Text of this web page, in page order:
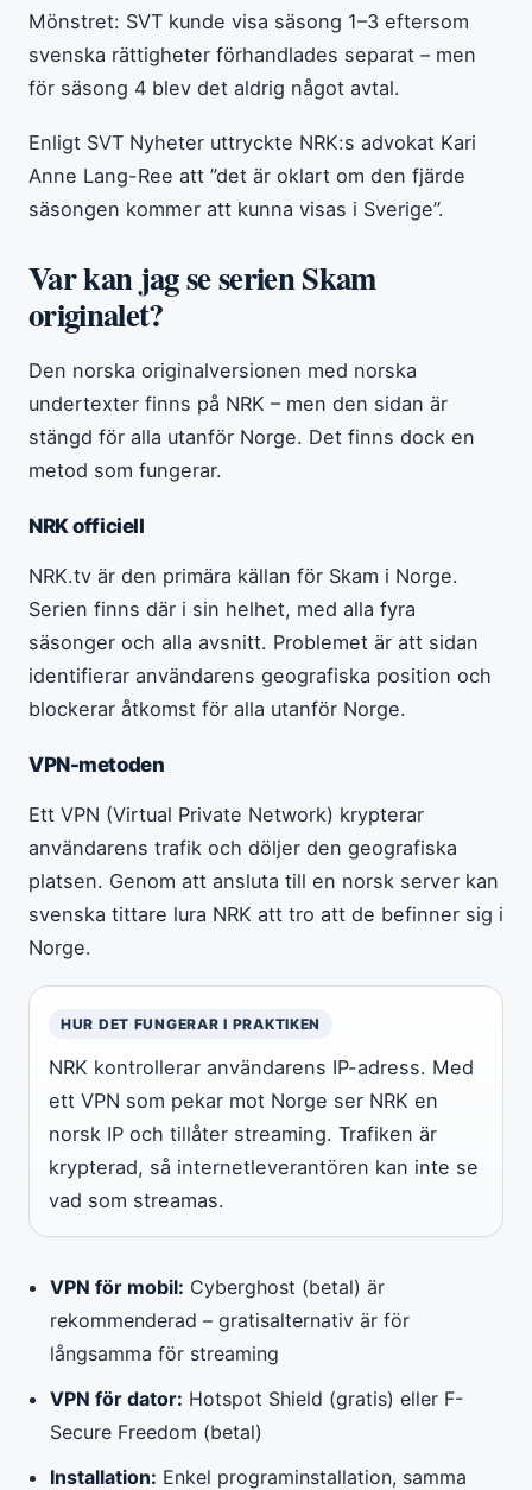
Mönstret: SVT kunde visa säsong 1–3 eftersom
svenska rättigheter förhandlades separat – men
för säsong 4 blev det aldrig något avtal.
Enligt SVT Nyheter uttryckte NRK:s advokat Kari
Anne Lang-Ree att ”det är oklart om den fjärde
säsongen kommer att kunna visas i Sverige”.
Var kan jag se serien Skam
originalet?
Den norska originalversionen med norska
undertexter finns på NRK – men den sidan är
stängd för alla utanför Norge. Det finns dock en
metod som fungerar.
NRK officiell
NRK.tv är den primära källan för Skam i Norge.
Serien finns där i sin helhet, med alla fyra
säsonger och alla avsnitt. Problemet är att sidan
identifierar användarens geografiska position och
blockerar åtkomst för alla utanför Norge.
VPN-metoden
Ett VPN (Virtual Private Network) krypterar
användarens trafik och döljer den geografiska
platsen. Genom att ansluta till en norsk server kan
svenska tittare lura NRK att tro att de befinner sig i
Norge.
HUR DET FUNGERAR I PRAKTIKEN
NRK kontrollerar användarens IP-adress. Med
ett VPN som pekar mot Norge ser NRK en
norsk IP och tillåter streaming. Trafiken är
krypterad, så internetleverantören kan inte se
vad som streamas.
VPN för mobil: Cyberghost (betal) är
rekommenderad – gratisalternativ är för
långsamma för streaming
VPN för dator: Hotspot Shield (gratis) eller F-
Secure Freedom (betal)
Installation: Enkel programinstallation, samma